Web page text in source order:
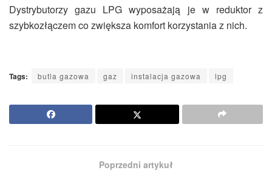
Dystrybutorzy gazu LPG wyposażają je w reduktor z
szybkozłączem co zwiększa komfort korzystania z nich.
Tags: butla gazowa gaz instalacja gazowa lpg
Poprzedni artykuł